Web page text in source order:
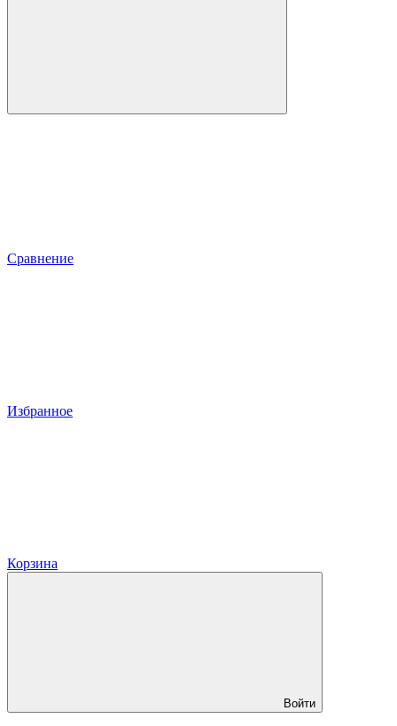
Сравнение
Избранное
Корзина
Войти